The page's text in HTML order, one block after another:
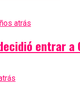
atrás
entrar a